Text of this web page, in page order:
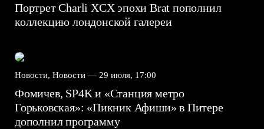
Портрет Charli XCX эпохи Brat пополнил
коллекцию лондонской галереи
Новости, Новости — 29 июля, 17:00
Фомичев, SP4K и «Станция метро
Горьковская»: «Пикник Афиши» в Питере
дополнил программу